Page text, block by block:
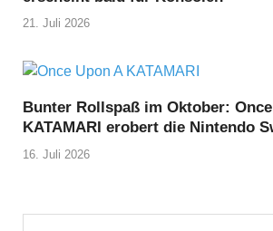
21. Juli 2026
Bunter Rollspaß im Oktober:
KATAMARI erobert die Nintendo
16. Juli 2026